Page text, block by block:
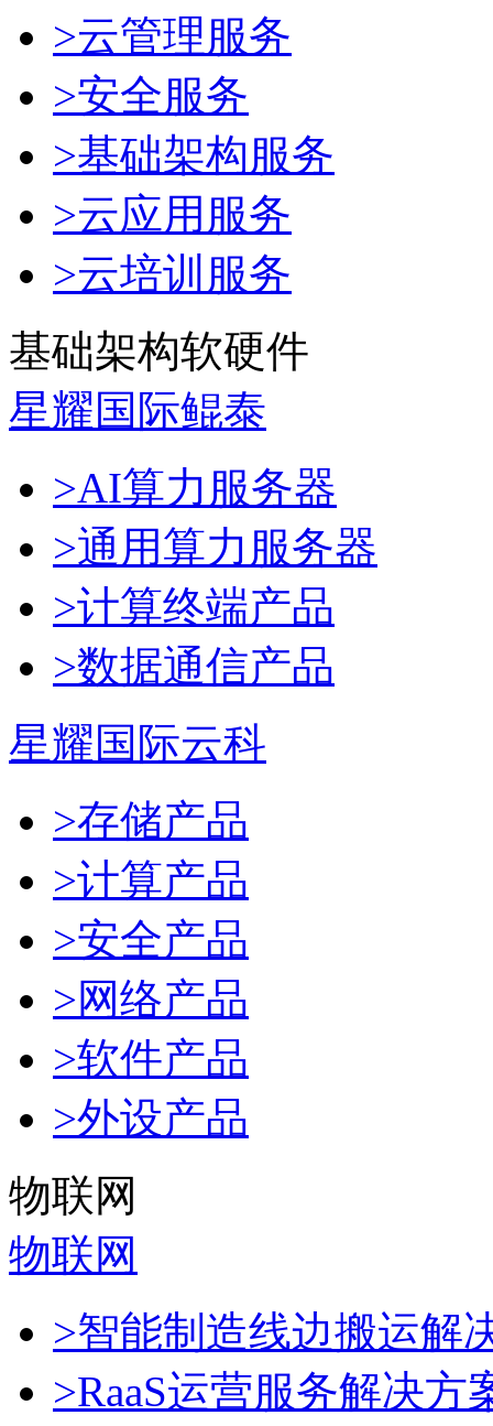
>云管理服务
>安全服务
>基础架构服务
>云应用服务
>云培训服务
基础架构软硬件
星耀国际鲲泰
>AI算力服务器
>通用算力服务器
>计算终端产品
>数据通信产品
星耀国际云科
>存储产品
>计算产品
>安全产品
>网络产品
>软件产品
>外设产品
物联网
物联网
>智能制造线边搬运解
>RaaS运营服务解决方